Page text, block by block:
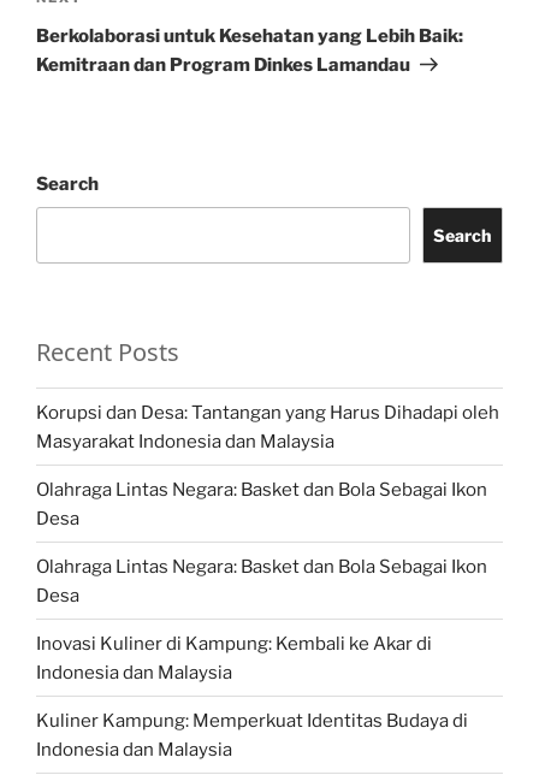
Post
Berkolaborasi untuk Kesehatan yang Lebih Baik:
Kemitraan dan Program Dinkes Lamandau
Search
Search
Recent Posts
Korupsi dan Desa: Tantangan yang Harus Dihadapi oleh
Masyarakat Indonesia dan Malaysia
Olahraga Lintas Negara: Basket dan Bola Sebagai Ikon
Desa
Olahraga Lintas Negara: Basket dan Bola Sebagai Ikon
Desa
Inovasi Kuliner di Kampung: Kembali ke Akar di
Indonesia dan Malaysia
Kuliner Kampung: Memperkuat Identitas Budaya di
Indonesia dan Malaysia